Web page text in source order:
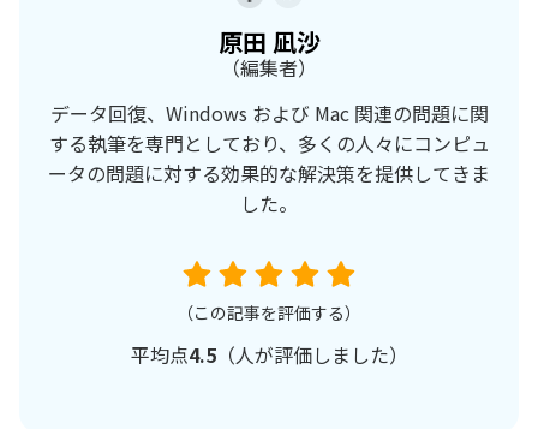
原田 凪沙
（編集者）
データ回復、Windows および Mac 関連の問題に関
する執筆を専門としており、多くの人々にコンピュ
ータの問題に対する効果的な解決策を提供してきま
した。
（この記事を評価する）
平均点4.5（人が評価しました）